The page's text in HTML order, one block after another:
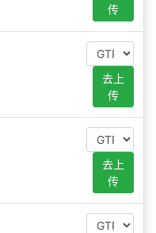
传
去上
传
去上
传